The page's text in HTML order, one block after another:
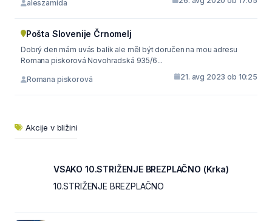
aleszamida
Pošta Slovenije Črnomelj
Dobrý den mám uvás balík ale měl být doručen na mou adresu
Romana piskorová Novohradská 935/6...
Romana piskorová 21. avg 2023 ob 10:25
Akcije v bližini
VSAKO 10.STRIŽENJE BREZPLAČNO (Krka)
10.STRIŽENJE BREZPLAČNO